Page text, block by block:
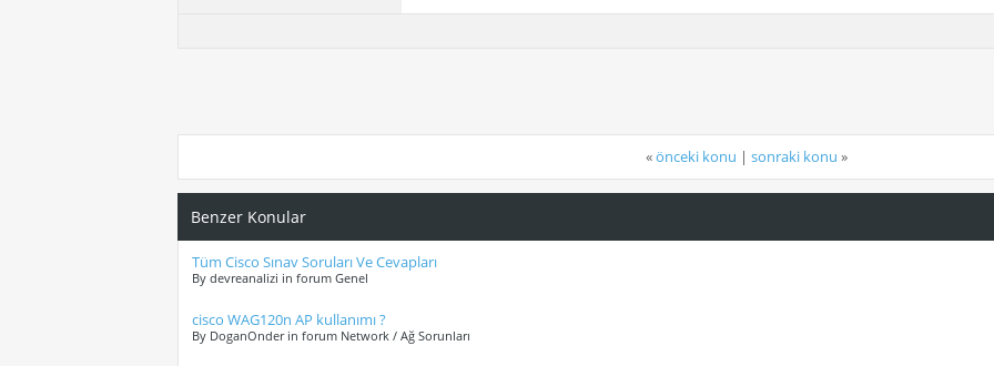
«önceki konu | sonraki konu »
Benzer Konular
Tüm Cisco Sınav Soruları Ve Cevapları
By devreanalizi in forum Genel
cisco WAG120n AP kullanımı ?
By DoganOnder in forum Network / Ağ Sorunları